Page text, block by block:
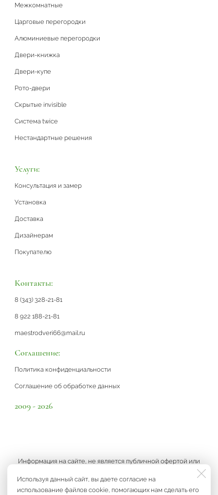
Используя данный сайт, вы даете согласие на
использование файлов cookie, помогающих нам сделать его
Межкомнатные
Царговые перегородки
Алюминиевые перегородки
Двери-книжка
Двери-купе
Рото-двери
Скрытые invisible
Система twice
Нестандартные решения
Услуги:
Консультация и замер
Установка
Доставка
Дизайнерам
Покупателю
Контакты:
8 (343) 328-21-81
8 922 188-21-81
maestrodveri66@mail.ru
Соглашение:
Политика конфиденциальности
Соглашение об обработке данных
2009 - 2026
Информация на сайте, не является публичной офертой или
рекламой, а носит информационный характер и может быть
изменена по усмотрению компании.